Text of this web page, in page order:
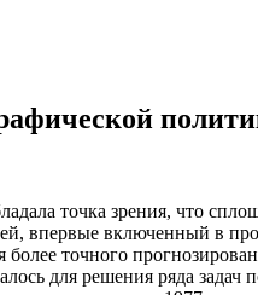
точка зрения, что
впервые включенный в
точного
для решения ряда